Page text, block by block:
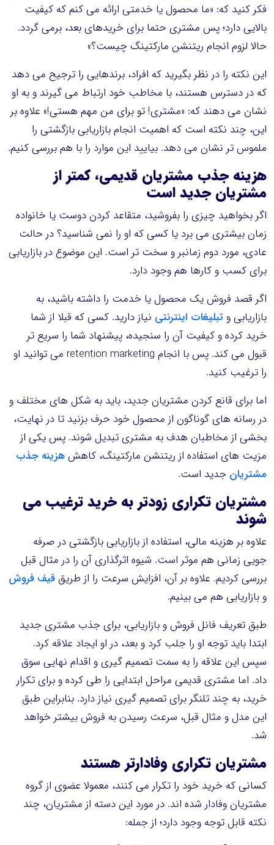
فکر کنید که: «ما محصول یا خدمتی ارائه می کنم که کیفیت
بالایی دارد؛ پس مشتری حتما برای خریدهای بعد، برمی گردد.
حالا لزوم انجام ریتنشن مارکتینگ چیست؟»
این نکته را در نظر بگیرید که افراد، برندهایی را ترجیح می دهد
که در دسترس هستند، با مخاطب خود ارتباط می گیرند و به او
نشان می دهند که: «مشتری! تو برای من مهم هستی!» علاوه بر
این، چند نکته است که اهمیت انجام بازاریابی بازگشتی را
ملموس تر نشان می دهد. بیایید این موارد را با هم بررسی کنیم.
هزینه جذب مشتریان قدیمی،کمتر از
مشتریان جدید است
اگر بخواهید چیزی را بفروشید، متقاعد کردن دوست یا خانواده
زمان بیشتری می برد یا کسی که او را نمی شناسید؟ در حالت
عادی، مورد دوم زمانبر و سخت تر است. این موضوع در بازاریابی
برای کسب و کارها هم وجود دارد.
اگر قصد فروش یک محصول یا خدمت را داشته باشید، به
بازاریابی و تبلیغات اینترنتی نیاز دارید. کسی که قبلا از شما
خرید کرده و کیفیت آن را سنجیده، پیشنهاد شما را سریع تر
قبول می کند. پس با انجام retention marketing می توانید او
را ترغیب کنید.
اما برای قانع کردن مشتریان جدید، باید به شکل های مختلف و
در رسانه های گوناگون از محصول خود حرف بزنید تا در نهایت،
بخشی از مخاطبان هدف به مشتری تبدیل شوند. پس یکی از
مزیت های استفاده از ریتنشن مارکتینگ، کاهشهزینه جذب
مشتریان جدید است.
مشتریان تکراری زودتر به خرید ترغیب می
شوند
علاوه بر هزینه مالی، استفاده از بازاریابی بازگشتی در صرفه
جویی زمانی هم موثر است. شیوه اثرگذاری آن را در مثال قبل
بررسی کردیم. علاوه بر آن، افزایش سرعت را از طریققیف فروش
و بازاریابی هم می بینیم.
طبق تعریف فانل فروش و بازاریابی، برای جذب مشتری جدید
ابتدا باید توجه او را جلب کرد و بعد، در او ایجاد علاقه کرد.
سپس این علاقه را به سمت تصمیم گیری و اقدام نهایی سوق
داد. اما مشتری قدیمی مراحل ابتدایی را طی کرده و برای تکرار
خرید، به چند تلنگر برای تصمیم گیری نیاز دارد. بنابراین طبق
این مدل و مثال قبل، سرعت رسیدن به فروش بیشتر خواهد
شد.
مشتریان تکراری وفادارتر هستند
کسانی که خرید خود را تکرار می کنند، معمولا عضوی از گروه
مشتریان وفادار شده اند. در مورد این دسته از مشتریان، چند
نکته قابل توجه وجود دارد؛ از جمله: